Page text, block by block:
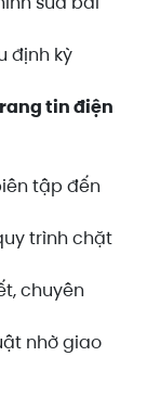
định kỳ
tin điện
tập đến
trình chặt
chuyên
nhờ giao